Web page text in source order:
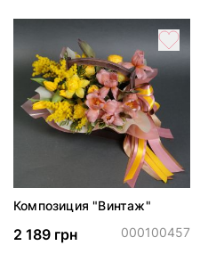
Композиция "Винтаж"
2 189 грн 000100457